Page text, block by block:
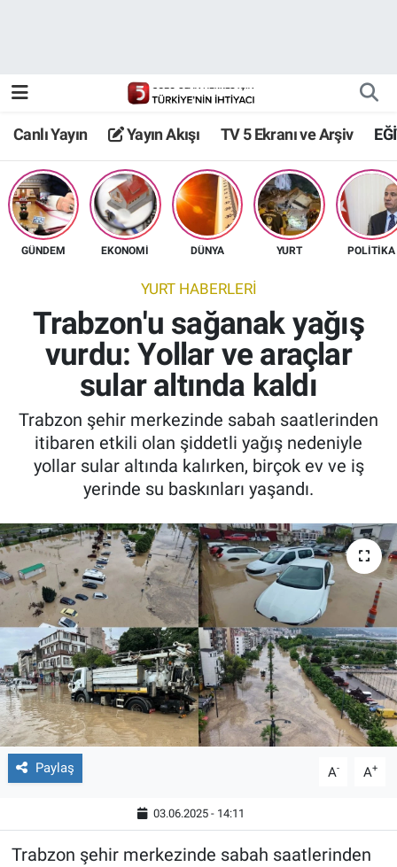
Canlı Yayın Yayın Akışı TV 5 Ekranı ve Arşiv
GÜNDEM EKONOMİ DÜNYA YURT POLİTİKA
YURT HABERLERİ
Trabzon'u sağanak yağış
vurdu: Yollar ve araçlar
sular altında kaldı
Trabzon şehir merkezinde sabah saatlerinden
itibaren etkili olan şiddetli yağış nedeniyle
yollar sular altında kalırken, birçok ev ve iş
yerinde su baskınları yaşandı.
Paylaş A- A+
03.06.2025 - 14:11
Trabzon şehir merkezinde sabah saatlerinden
TV 5 Ekranı ve Arşiv